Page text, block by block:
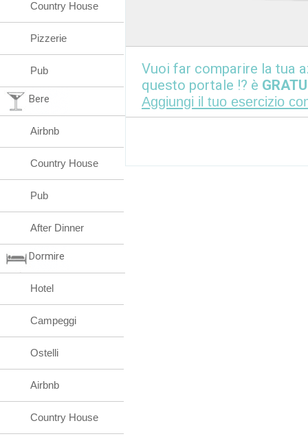
Vuoi far comparire la tua
questo portale !? è
Aggiungi il tuo esercizio
Country House
Pizzerie
Pub
Bere
Airbnb
Country House
Pub
After Dinner
Dormire
Hotel
Campeggi
Ostelli
Airbnb
Country House